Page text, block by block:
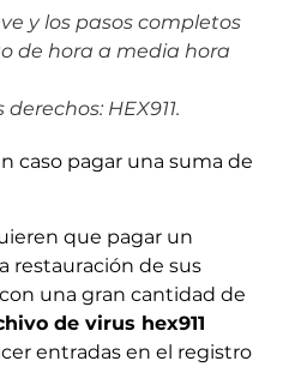
y los pasos completos
de hora a media hora
HEX911.
caso pagar una suma de
que pagar un
restauración de sus
una gran cantidad de
de virus hex911
entradas en el registro